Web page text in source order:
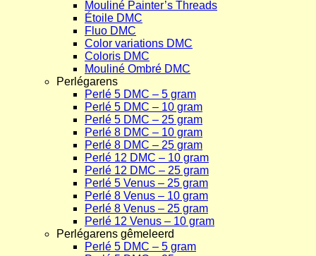
Mouliné Painter’s Threads
Étoile DMC
Fluo DMC
Color variations DMC
Coloris DMC
Mouliné Ombré DMC
Perlégarens
Perlé 5 DMC – 5 gram
Perlé 5 DMC – 10 gram
Perlé 5 DMC – 25 gram
Perlé 8 DMC – 10 gram
Perlé 8 DMC – 25 gram
Perlé 12 DMC – 10 gram
Perlé 12 DMC – 25 gram
Perlé 5 Venus – 25 gram
Perlé 8 Venus – 10 gram
Perlé 8 Venus – 25 gram
Perlé 12 Venus – 10 gram
Perlégarens gêmeleerd
Perlé 5 DMC – 5 gram